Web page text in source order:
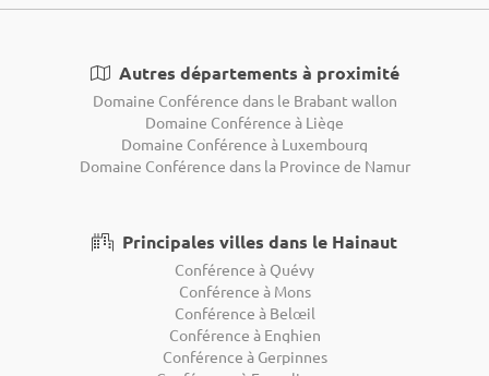
Autres départements à proximité
Domaine Conférence dans le Brabant wallon
Domaine Conférence à Liège
Domaine Conférence à Luxembourg
Domaine Conférence dans la Province de Namur
Principales villes dans le Hainaut
Conférence à Quévy
Conférence à Mons
Conférence à Belœil
Conférence à Enghien
Conférence à Gerpinnes